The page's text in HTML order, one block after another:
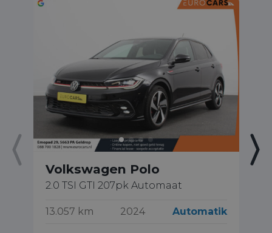
Volkswagen Polo
2.0 TSI GTI 207pk Automaat
13.057 km 2024 Automatik